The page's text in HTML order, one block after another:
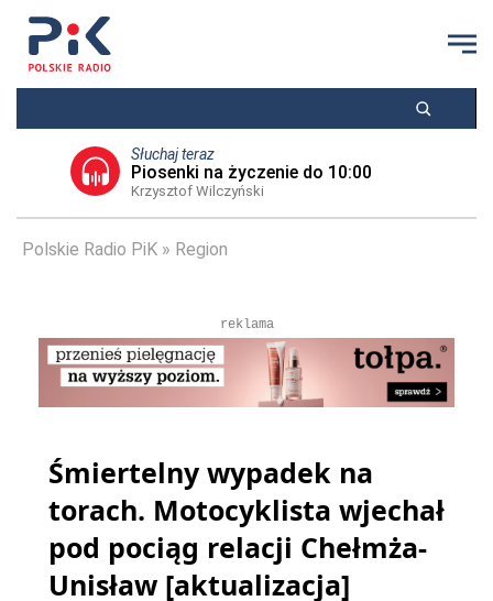
Słuchaj teraz
Piosenki na życzenie do 10:00
Krzysztof Wilczyński
Polskie Radio PiK Region
reklama
Śmiertelny wypadek na
torach. Motocyklista wjechał
pod pociąg relacji Chełmża-
Unisław [aktualizacja]